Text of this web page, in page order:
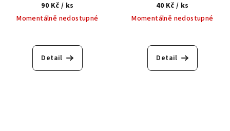
90 Kč / ks
Momentálně nedostupné
Detail
40 Kč / ks
Momentálně nedostupné
Detail